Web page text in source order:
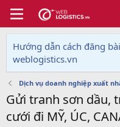
Hướng dẫn cách đăng
weblogistics.vn
Dịch vụ doanh nghiệp xuất
Gửi tranh sơn dầu,
cưới đi MỸ, ÚC,